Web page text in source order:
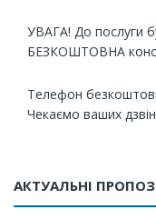
УВАГА! До послуги
БЕЗКОШТОВНА
Телефон
Чекаємо ваших
АКТУАЛЬНІ